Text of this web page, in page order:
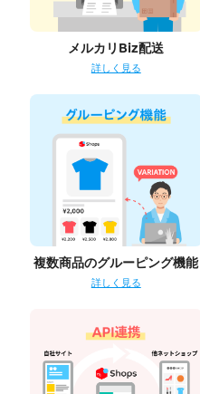
メルカリBiz配送
詳しく見る
複数商品のグルーピング機能
詳しく見る